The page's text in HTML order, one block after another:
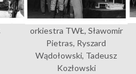
orkiestra TWŁ, Sławomir
Pietras, Ryszard
Wądołowski, Tadeusz
Kozłowski